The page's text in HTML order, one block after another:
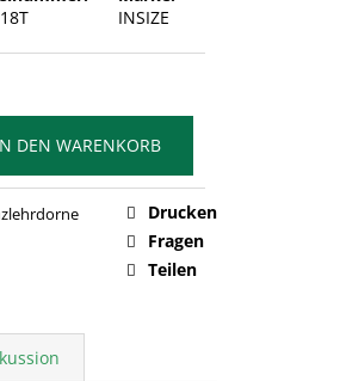
INSIZE
DEN WARENKORB
Drucken
Fragen
Teilen